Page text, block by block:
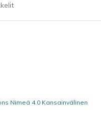
Nimeä 4.0 Kansainvälinen